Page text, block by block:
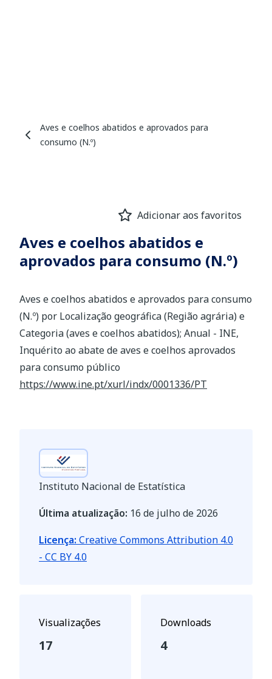
Aves e coelhos abatidos e aprovados para
consumo (N.º)
Adicionar aos favoritos
Aves e coelhos abatidos e
aprovados para consumo (N.º)
Aves e coelhos abatidos e aprovados para consumo
(N.º) por Localização geográfica (Região agrária) e
Categoria (aves e coelhos abatidos); Anual - INE,
Inquérito ao abate de aves e coelhos aprovados
para consumo público
https://www.ine.pt/xurl/indx/0001336/PT
Instituto Nacional de Estatística
Última atualização: 16 de julho de 2026
Licença: Creative Commons Attribution 4.0
- CC BY 4.0
Visualizações
17
Downloads
4